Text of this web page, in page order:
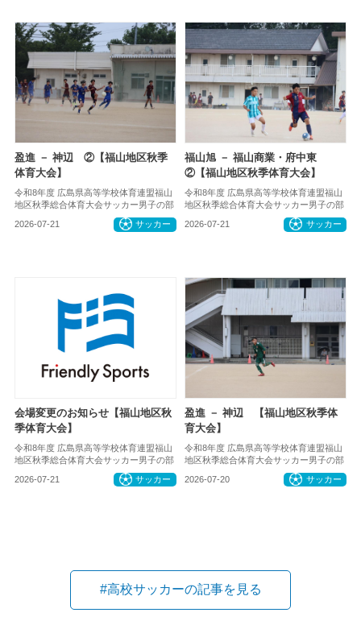
盈進 － 神辺 ②【福山地区秋季
体育大会】
令和8年度 広島県高等学校体育連盟福山
地区秋季総合体育大会サッカー男子の部
2026-07-21 サッカー
福山旭 － 福山商業・府中東
②【福山地区秋季体育大会】
令和8年度 広島県高等学校体育連盟福山
地区秋季総合体育大会サッカー男子の部
2026-07-21 サッカー
会場変更のお知らせ【福山地区秋
季体育大会】
令和8年度 広島県高等学校体育連盟福山
地区秋季総合体育大会サッカー男子の部
2026-07-21 サッカー
盈進 － 神辺 【福山地区秋季体
育大会】
令和8年度 広島県高等学校体育連盟福山
地区秋季総合体育大会サッカー男子の部
2026-07-20 サッカー
#高校サッカーの記事を見る